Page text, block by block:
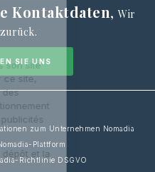
Kontaktdaten,Wir
SIE UNS
zum Unternehmen Nomadia
Plattform
Richtlinie DSGVO